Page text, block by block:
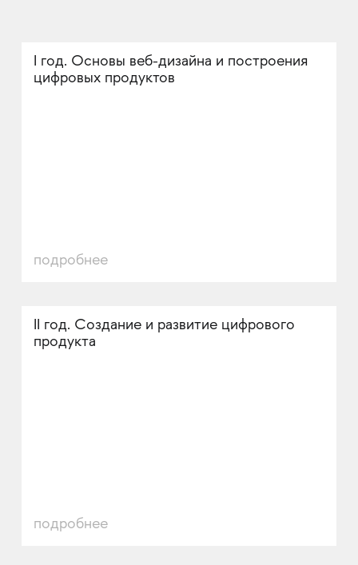
I год. Основы веб-дизайна и построения
цифровых продуктов
подробнее
II год. Создание и развитие цифрового
продукта
подробнее